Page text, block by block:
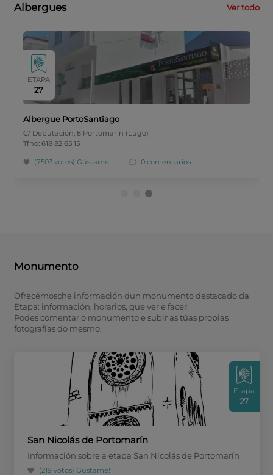
Albergues Ver todo
ETAPA
27
Albergue PortoSantiago
C/ Deputación, 8 Portomarín (Lugo)
Tfno: 618 82 65 15
(7503 votos)Gústame! 0 comentarios
Monumento
Ofrecémosche información dun monumento destacado da
Etapa: información, horarios, que ver e facer.
Podes comentar o monumento e subir as túas propias
fotografías do mesmo.
Etapa
27
San Nicolás de Portomarín
Información sobre a etapa San Nicolás de Portomarín
(219 votos) Gústame!